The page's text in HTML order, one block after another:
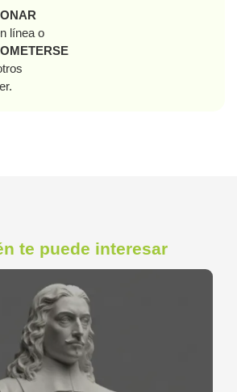
línea o
te puede interesar